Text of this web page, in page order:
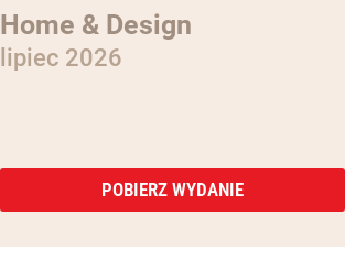
Home & Design
lipiec 2026
POBIERZ WYDANIE